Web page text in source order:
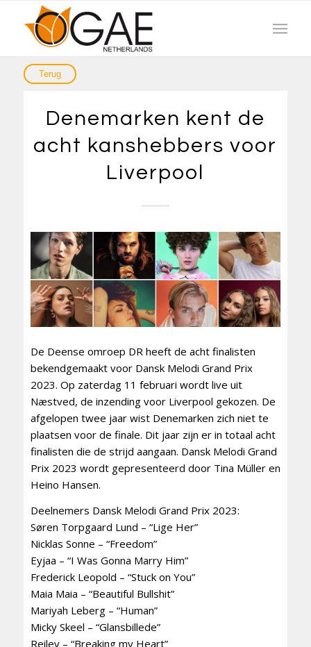
Denemarken kent de
acht kanshebbers voor
Liverpool
De Deense omroep DR heeft de acht finalisten
bekendgemaakt voor Dansk Melodi Grand Prix
2023. Op zaterdag 11 februari wordt live uit
Næstved, de inzending voor Liverpool gekozen. De
afgelopen twee jaar wist Denemarken zich niet te
plaatsen voor de finale. Dit jaar zijn er in totaal acht
finalisten die de strijd aangaan. Dansk Melodi Grand
Prix 2023 wordt gepresenteerd door Tina Müller en
Heino Hansen.
Deelnemers Dansk Melodi Grand Prix 2023:
Søren Torpgaard Lund – “Lige Her”
Nicklas Sonne – “Freedom”
Eyjaa – “I Was Gonna Marry Him”
Frederick Leopold – “Stuck on You”
Maia Maia – “Beautiful Bullshit”
Mariyah Leberg – “Human”
Micky Skeel – “Glansbillede”
Reiley – “Breaking my Heart”